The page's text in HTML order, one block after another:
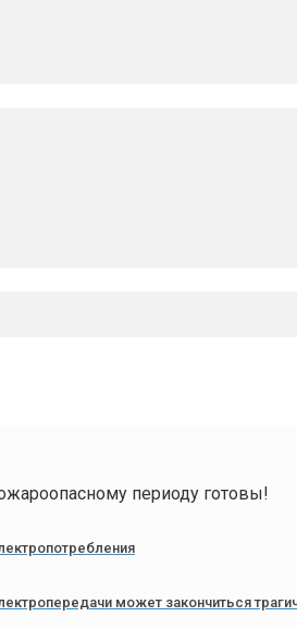
периоду готовы!
может закончиться